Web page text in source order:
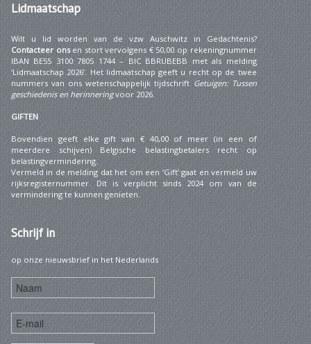
Lidmaatschap
Wilt u lid worden van de vzw Auschwitz in Gedachtenis?
Contacteer onsen stort vervolgens € 50,00 op rekeningnummer
IBAN BE55 3100 7805 1744 – BIC BBRUBEBB met als melding
‘Lidmaatschap 2026’. Het lidmaatschap geeft u recht op de twee
nummers van ons wetenschappelijk tijdschrift Getuigen: Tussen
geschiedenis en herinneringvoor 2026.
GIFTEN
Bovendien geeft elke gift van € 40,00 of meer (in een of
meerdere schijven) Belgische belastingbetalers recht op
belastingvermindering.
Vermeld in de melding dat het om een ‘Gift’ gaat en vermeld uw
rijksregisternummer. Dit is verplicht sinds 2024 om van de
vermindering te kunnen genieten.
Schrijfin
op onze nieuwsbrief in het Nederlands